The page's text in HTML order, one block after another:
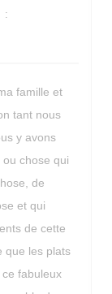
:
famille et
tant nous
y avons
chose qui
de
et qui
de cette
que les plats
fabuleux